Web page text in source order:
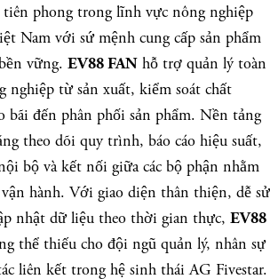
phong trong lĩnh vực nông nghiệp
Nam với sứ mệnh cung cấp sản phẩm
vững. EV88 FAN hỗ trợ quản lý toàn
nghiệp từ sản xuất, kiểm soát chất
bãi đến phân phối sản phẩm. Nền tảng
theo dõi quy trình, báo cáo hiệu suất,
bộ và kết nối giữa các bộ phận nhằm
hành. Với giao diện thân thiện, dễ sử
nhật dữ liệu theo thời gian thực, EV88
thể thiếu cho đội ngũ quản lý, nhân sự
liên kết trong hệ sinh thái AG Fivestar.